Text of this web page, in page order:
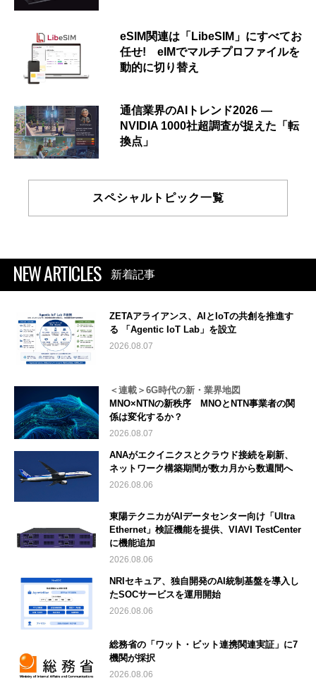
eSIM関連は「LibeSIM」にすべてお
任せ! eIMでマルチプロファイルを
動的に切り替え
通信業界のAIトレンド2026 ―
NVIDIA 1000社超調査が捉えた「転
換点」
スペシャルトピック一覧
NEW ARTICLES 新着記事
ZETAアライアンス、AIとIoTの共創を推進す
る 「Agentic IoT Lab」を設立
2026.08.07
＜連載＞6G時代の新・業界地図
MNO×NTNの新秩序 MNOとNTN事業者の関
係は変化するか？
2026.08.07
ANAがエクイニクスとクラウド接続を刷新、
ネットワーク構築期間が数カ月から数週間へ
2026.08.06
東陽テクニカがAIデータセンター向け「Ultra
Ethernet」検証機能を提供、VIAVI TestCenter
に機能追加
2026.08.06
NRIセキュア、独自開発のAI統制基盤を導入し
たSOCサービスを運用開始
2026.08.06
総務省の「ワット・ビット連携関連実証」に7
機関が採択
2026.08.06